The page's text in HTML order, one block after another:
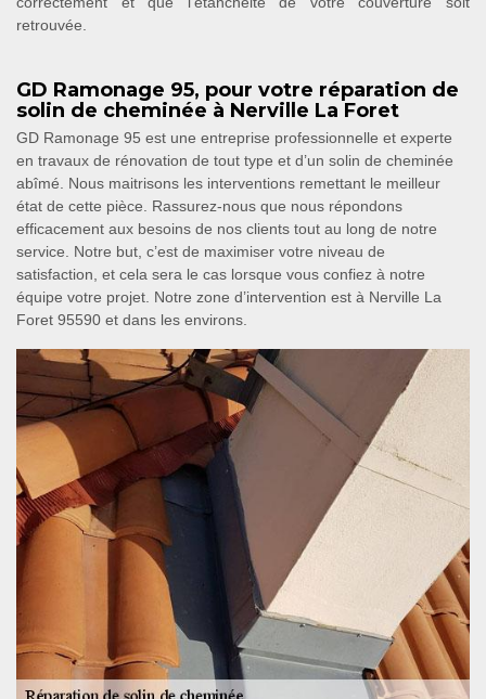
retrouvée.
GD Ramonage 95, pour votre réparation de
solin de cheminée à Nerville La Foret
GD Ramonage 95 est une entreprise professionnelle et experte
en travaux de rénovation de tout type et d’un solin de cheminée
abîmé. Nous maitrisons les interventions remettant le meilleur
état de cette pièce. Rassurez-nous que nous répondons
efficacement aux besoins de nos clients tout au long de notre
service. Notre but, c’est de maximiser votre niveau de
satisfaction, et cela sera le cas lorsque vous confiez à notre
équipe votre projet. Notre zone d’intervention est à Nerville La
Foret 95590 et dans les environs.